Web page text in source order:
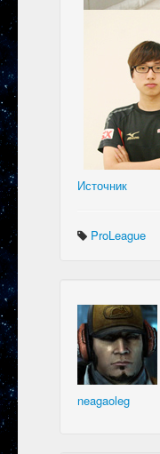
Источник
ProLeague
neagaoleg